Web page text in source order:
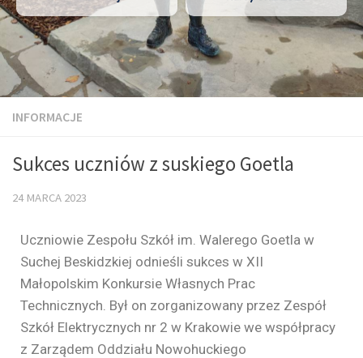
INFORMACJE
Sukces uczniów z suskiego Goetla
24 MARCA 2023
Uczniowie Zespołu Szkół im. Walerego Goetla w
Suchej Beskidzkiej odnieśli sukces w XII
Małopolskim Konkursie Własnych Prac
Technicznych. Był on zorganizowany przez Zespół
Szkół Elektrycznych nr 2 w Krakowie we współpracy
z Zarządem Oddziału Nowohuckiego